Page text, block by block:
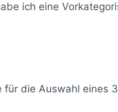
ich eine
die Auswahl eines